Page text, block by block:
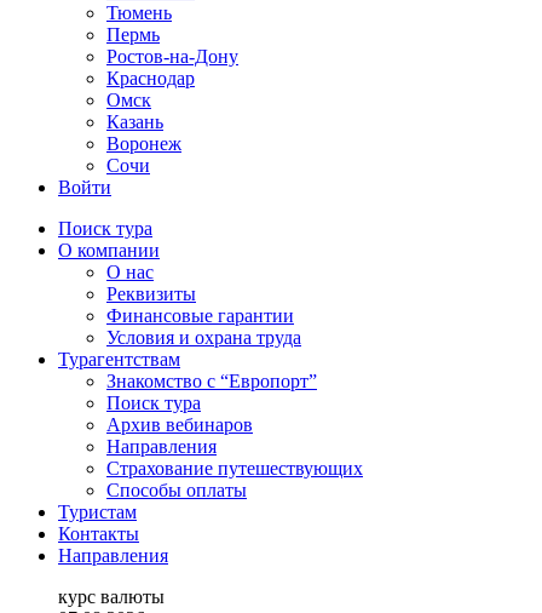
Тюмень
Пермь
Ростов-на-Дону
Краснодар
Омск
Казань
Воронеж
Сочи
Войти
Поиск тура
О компании
О нас
Реквизиты
Финансовые гарантии
Условия и охрана труда
Турагентствам
Знакомство с “Европорт”
Поиск тура
Архив вебинаров
Направления
Страхование путешествующих
Способы оплаты
Туристам
Контакты
Направления
курс валюты